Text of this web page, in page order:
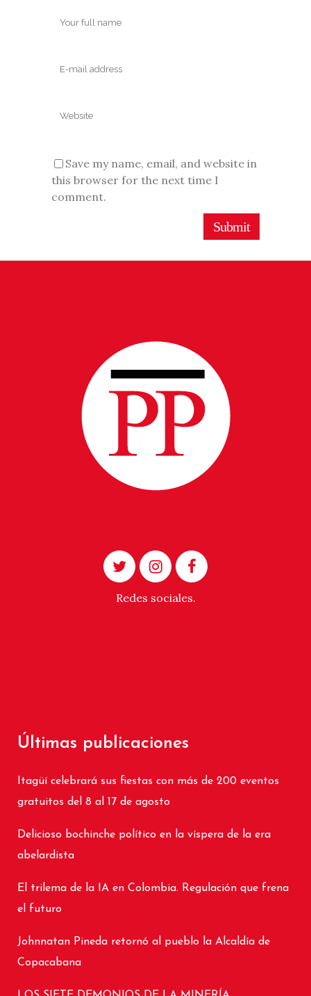
Save my name, email, and website in
this browser for the next time I
comment.
Redes sociales.
Últimas publicaciones
Itagüí celebrará sus fiestas con más de 200 eventos
gratuitos del 8 al 17 de agosto
Delicioso bochinche político en la víspera de la era
abelardista
El trilema de la IA en Colombia. Regulación que frena
el futuro
Johnnatan Pineda retornó al pueblo la Alcaldía de
Copacabana